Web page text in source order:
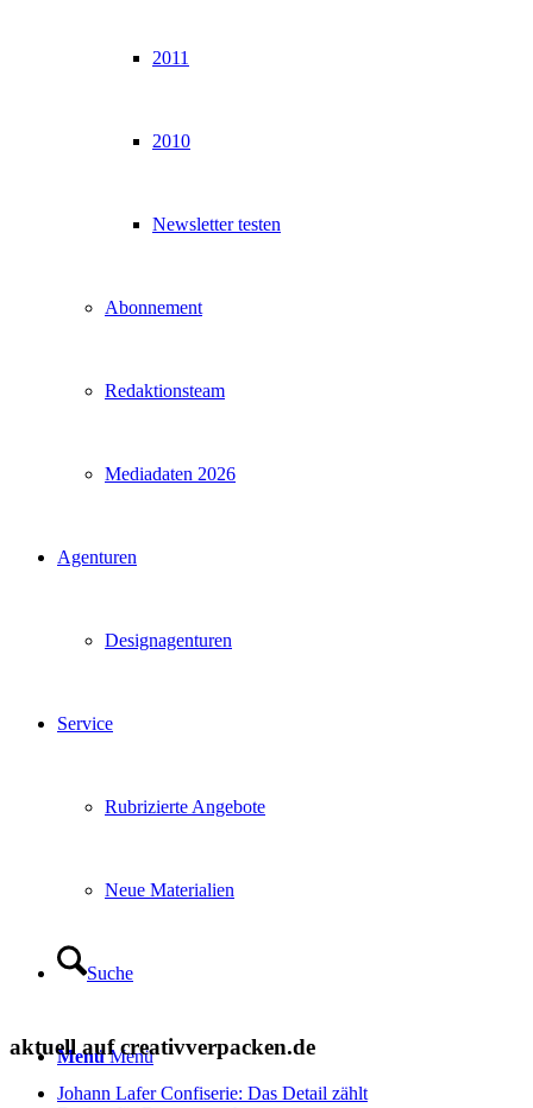
2011
2010
Newsletter testen
Abonnement
Redaktionsteam
Mediadaten 2026
Agenturen
Designagenturen
Service
Rubrizierte Angebote
Neue Materialien
Suche
Menü Menü
aktuell auf creativverpacken.de
Johann Lafer Confiserie: Das Detail zählt